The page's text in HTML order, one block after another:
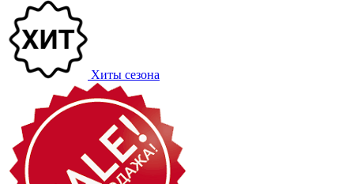
Хиты сезона